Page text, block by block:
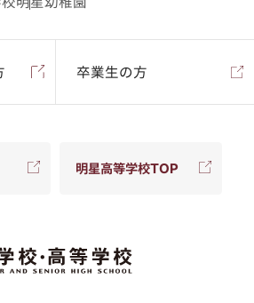
卒業生の方
明星高等学校TOP